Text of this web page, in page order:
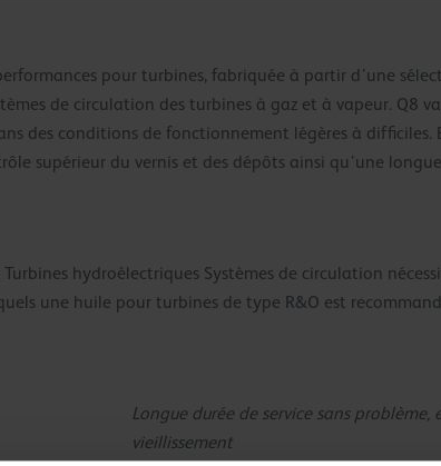
pour turbines, fabriquée à partir d’une
de circulation des turbines à gaz et à vapeur. Q8
des conditions de fonctionnement légères à
supérieur du vernis et des dépôts ainsi qu’une
hydroélectriques Systèmes de circulation
une huile pour turbines de type R&O est
Longue durée de service sans
vieillissement